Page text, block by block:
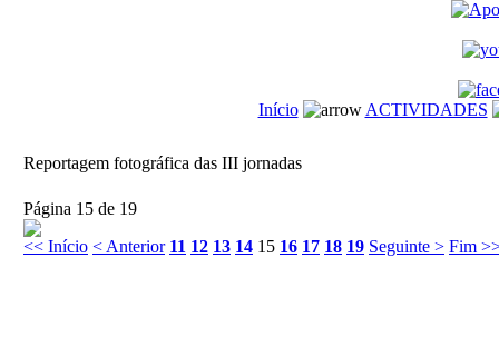
Início ACTIVIDADES
Reportagem fotográfica das III jornadas
Página 15 de 19
<< Início < Anterior 11 12 13 14 15 16 17 18 19 Seguinte > Fim